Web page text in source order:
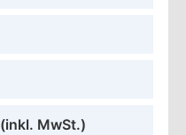
(inkl. MwSt.)